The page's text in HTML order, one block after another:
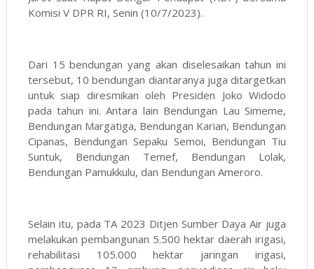
Komisi V DPR RI, Senin (10/7/2023).
Dari 15 bendungan yang akan diselesaikan tahun ini
tersebut, 10 bendungan diantaranya juga ditargetkan
untuk siap diresmikan oleh Presiden Joko Widodo
pada tahun ini. Antara lain Bendungan Lau Simeme,
Bendungan Margatiga, Bendungan Karian, Bendungan
Cipanas, Bendungan Sepaku Semoi, Bendungan Tiu
Suntuk, Bendungan Temef, Bendungan Lolak,
Bendungan Pamukkulu, dan Bendungan Ameroro.
Selain itu, pada TA 2023 Ditjen Sumber Daya Air juga
melakukan pembangunan 5.500 hektar daerah irigasi,
rehabilitasi 105.000 hektar jaringan irigasi,